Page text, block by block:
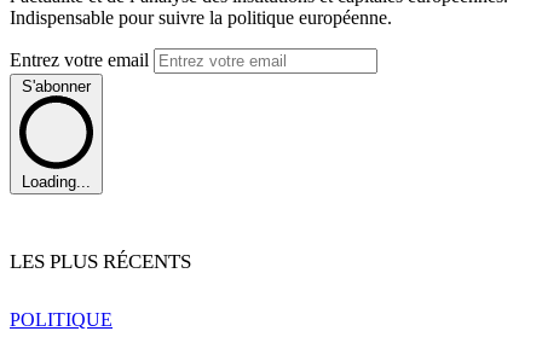
Indispensable pour suivre la politique européenne.
Entrez votre email
S'abonner
Loading...
LES PLUS RÉCENTS
POLITIQUE